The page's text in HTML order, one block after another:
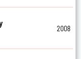
2008